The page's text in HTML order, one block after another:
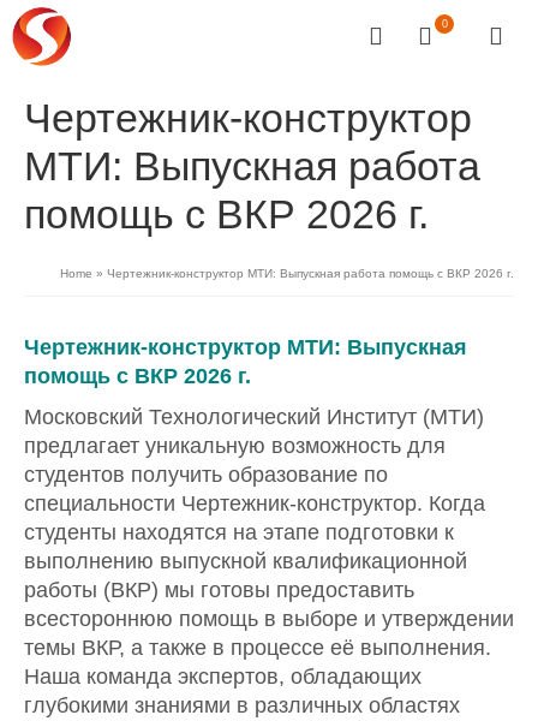
0
Чертежник-конструктор
МТИ: Выпускная работа
помощь с ВКР 2026 г.
Home » Чертежник-конструктор МТИ: Выпускная работа помощь с ВКР 2026 г.
Чертежник-конструктор МТИ: Выпускная
помощь с ВКР 2026 г.
Московский Технологический Институт (МТИ)
предлагает уникальную возможность для
студентов получить образование по
специальности Чертежник-конструктор. Когда
студенты находятся на этапе подготовки к
выполнению выпускной квалификационной
работы (ВКР) мы готовы предоставить
всестороннюю помощь в выборе и утверждении
темы ВКР, а также в процессе её выполнения.
Наша команда экспертов, обладающих
глубокими знаниями в различных областях